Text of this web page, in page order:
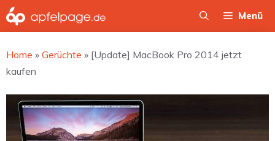
Zum
Inhalt
Menü
Home » Gerüchte » [Update] MacBook Pro 2014 jetzt
kaufen